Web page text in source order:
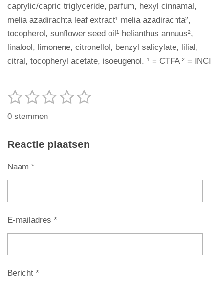
caprylic/capric triglyceride, parfum, hexyl cinnamal,
melia azadirachta leaf extract¹ melia azadirachta²,
tocopherol, sunflower seed oil¹ helianthus annuus²,
linalool, limonene, citronellol, benzyl salicylate, lilial,
citral, tocopheryl acetate, isoeugenol. ¹ = CTFA ² = INCI
R
n
g
:
s
t
e
e
1
s
e
r
2
s
e
r
n
3
s
e
r
n
4
e
r
n
5
e
r
n
S
0 stemmen
Reactie plaatsen
Naam *
E-mailadres *
Bericht *